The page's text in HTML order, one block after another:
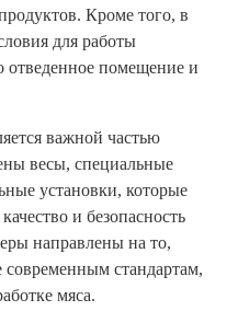
Кроме того, в
для работы
отведенное помещение и
важной частью
весы, специальные
установки, которые
и безопасность
направлены на то,
современным стандартам,
мяса.